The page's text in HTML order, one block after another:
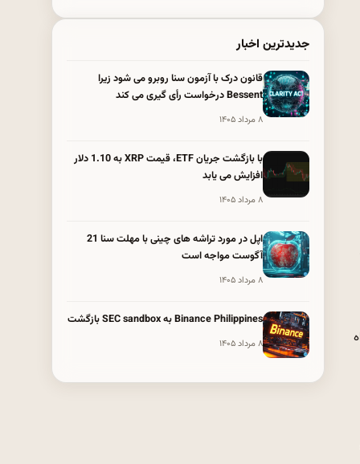
جدیدترین اخبار
قانون درک با آزمون سنا روبرو می شود زیرا
Bessent درخواست رأی گیری می کند
۸ مرداد ۱۴۰۵
با بازگشت جریان ETF، قیمت XRP به 1.10 دلار
افزایش می یابد
۸ مرداد ۱۴۰۵
اپل در مورد تراشه های چینی با مهلت سنا 21
آگوست مواجه است
۸ مرداد ۱۴۰۵
Binance Philippines به SEC sandbox بازگشت
۸ مرداد ۱۴۰۵